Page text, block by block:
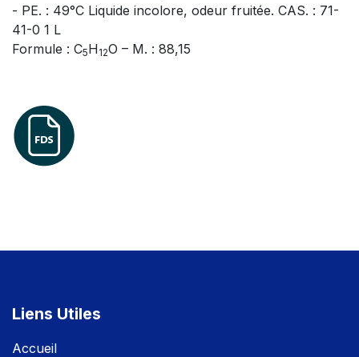
- PE. : 49°C Liquide incolore, odeur fruitée. CAS. : 71-
41-0 1 L
Formule : C5H12O – M. : 88,15
Liens Utiles
Accueil